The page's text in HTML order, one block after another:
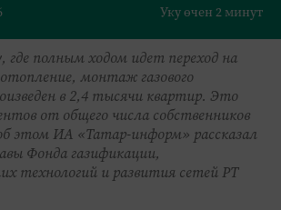
Уку өчен 2 минут
где полным ходом идет переход на
монтаж газового
в 2,4 тысячи квартир. Это
от общего числа собственников
этом ИА «Татар-информ» рассказал
Фонда газификации,
технологий и развития сетей РТ